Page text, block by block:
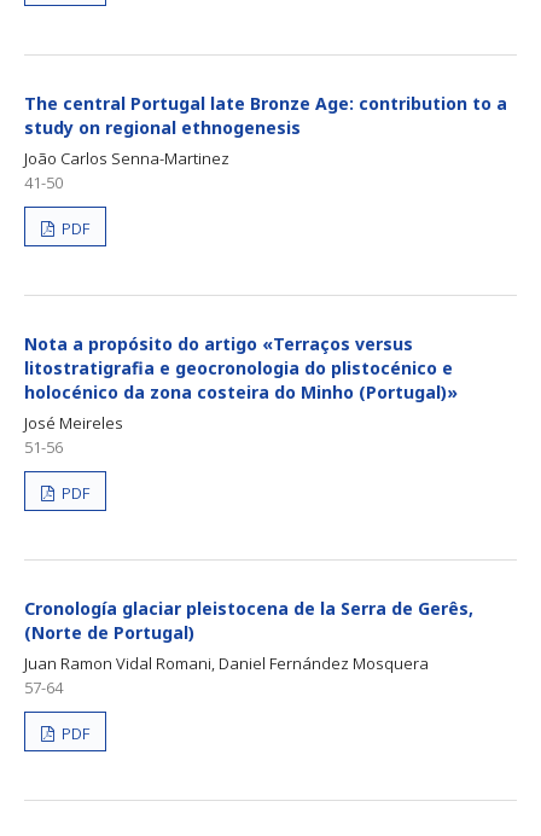
The central Portugal late Bronze Age: contribution to a
study on regional ethnogenesis
João Carlos Senna-Martinez
41-50
PDF
Nota a propósito do artigo «Terraços versus
litostratigrafia e geocronologia do plistocénico e
holocénico da zona costeira do Minho (Portugal)»
José Meireles
51-56
PDF
Cronología glaciar pleistocena de la Serra de Gerês,
(Norte de Portugal)
Juan Ramon Vidal Romani, Daniel Fernández Mosquera
57-64
PDF